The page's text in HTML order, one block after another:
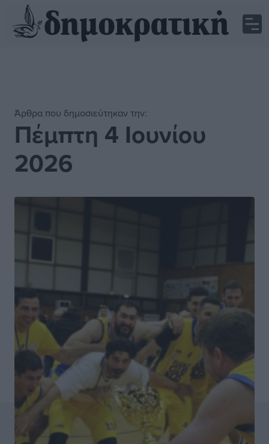
Άρθρα που δημοσιεύτηκαν την:
Πέμπτη 4 Ιουνίου
2026